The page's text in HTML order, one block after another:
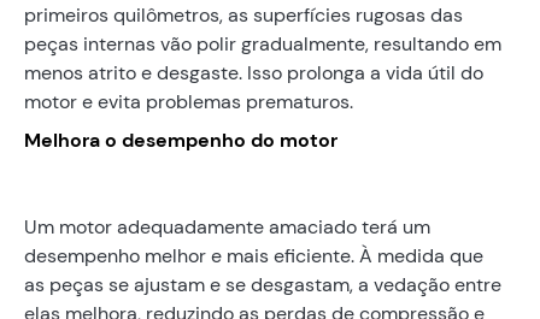
primeiros quilômetros, as superfícies rugosas das
peças internas vão polir gradualmente, resultando em
menos atrito e desgaste. Isso prolonga a vida útil do
motor e evita problemas prematuros.
Melhora o desempenho do motor
Um motor adequadamente amaciado terá um
desempenho melhor e mais eficiente. À medida que
as peças se ajustam e se desgastam, a vedação entre
elas melhora, reduzindo as perdas de compressão e